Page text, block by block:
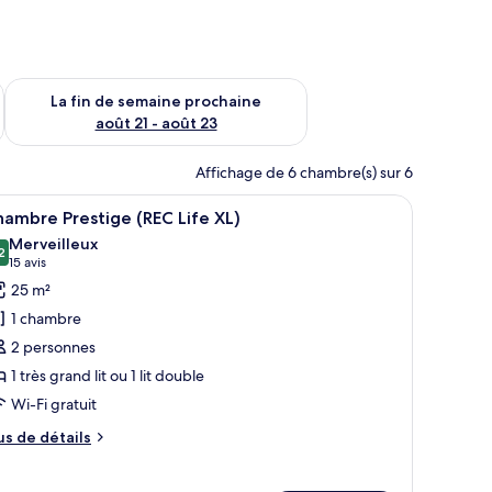
août 14 - août 16
La fin de semaine prochaine
août 21 - août 23
Vérifier la disponibilité pour la fin de semaine prochaine août
Affichage de 6 chambre(s) sur 6
beau paysage.
grand lit, une table de chevet avec un téléphone et un bloc-notes, un
:
Une chambre d’hôtel moderne dotée d’un
7 Prestige (REC Life XL)
sur 10
Merveilleux
15 avis
(15 avis)
25 m²
1 chambre
2 personnes
1 très grand lit ou 1 lit double
Wi-Fi gratuit
de détails